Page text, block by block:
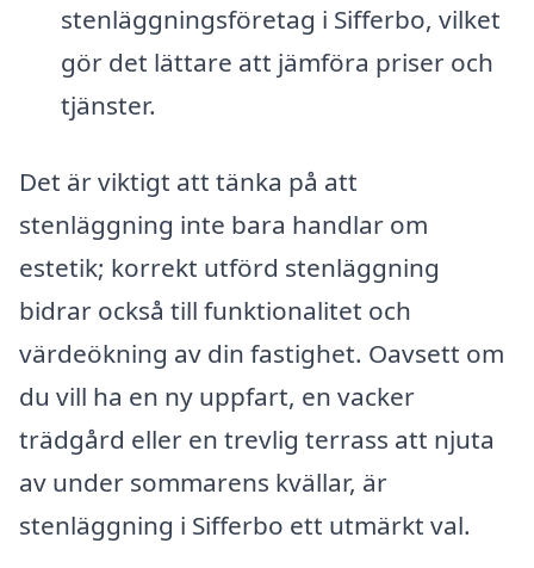
stenläggningsföretag i Sifferbo, vilket
gör det lättare att jämföra priser och
tjänster.
Det är viktigt att tänka på att
stenläggning inte bara handlar om
estetik; korrekt utförd stenläggning
bidrar också till funktionalitet och
värdeökning av din fastighet. Oavsett om
du vill ha en ny uppfart, en vacker
trädgård eller en trevlig terrass att njuta
av under sommarens kvällar, är
stenläggning i Sifferbo ett utmärkt val.